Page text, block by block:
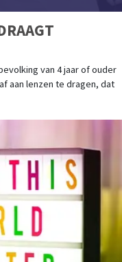
van 4 jaar of ouder
aan lenzen te dragen, dat